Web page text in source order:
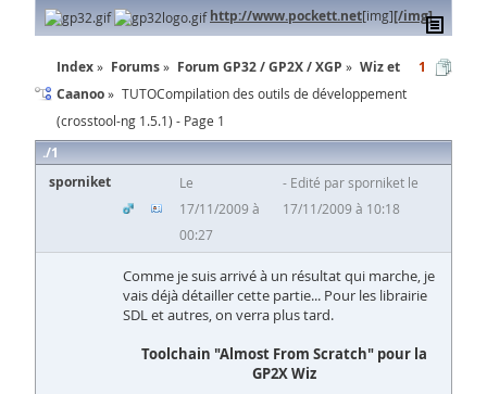
http://www.pockett.net[img][/img]
Index Forums Forum GP32 / GP2X / XGP
Wiz et
Caanoo
TUTOCompilation des outils de développement
(crosstool-ng 1.5.1) - Page 1
1
1
sporniket
Le
17/11/2009 à
00:27
Edité par sporniket le
17/11/2009 à 10:18
Comme je suis arrivé à un résultat qui marche, je
vais déjà détailler cette partie... Pour les librairie
SDL et autres, on verra plus tard.
Toolchain "Almost From Scratch" pour la
GP2X Wiz